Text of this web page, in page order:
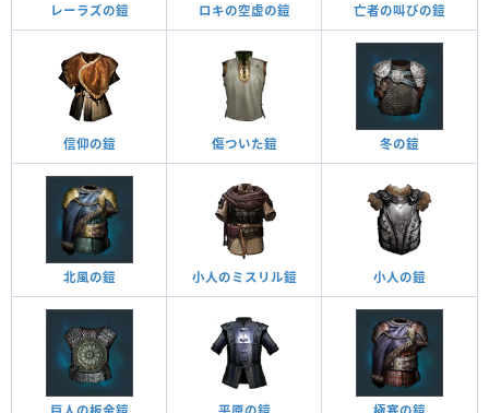
レーラズの鎧 ロキの空虚の鎧 亡者の叫びの鎧
信仰の鎧 傷ついた鎧 冬の鎧
北風の鎧 小人のミスリル鎧 小人の鎧